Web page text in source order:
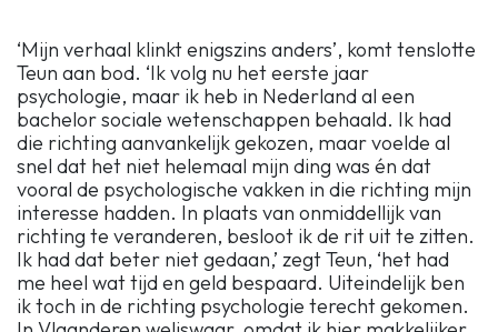
‘Mijn verhaal klinkt enigszins anders’, komt tenslotte
Teun aan bod. ‘Ik volg nu het eerste jaar
psychologie, maar ik heb in Nederland al een
bachelor sociale wetenschappen behaald. Ik had
die richting aanvankelijk gekozen, maar voelde al
snel dat het niet helemaal mijn ding was én dat
vooral de psychologische vakken in die richting mijn
interesse hadden. In plaats van onmiddellijk van
richting te veranderen, besloot ik de rit uit te zitten.
Ik had dat beter niet gedaan,’ zegt Teun, ‘het had
me heel wat tijd en geld bespaard. Uiteindelijk ben
ik toch in de richting psychologie terecht gekomen.